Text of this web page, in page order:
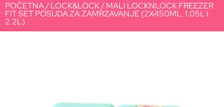
POČETNA/LOCK&LOCK/ MALI LOCKNLOCK FREEZER
FIT SET POSUDA ZA ZAMRZAVANJE (2X450ML, 1.05L I
2.2L)